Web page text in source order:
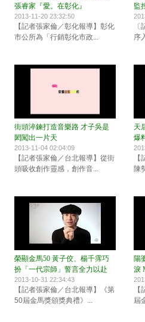
張睿家『愛。在彰化』
2013-11-20 23:32:50
【記者張家倫／彰化報導】彰化
市公所為「行銷彰化市政...
監
序
街頭淬鍊打造音樂路 才子吳是
閎闖出一片天
2013-11-04 02:04:09
【記者張家倫／台北報導】從街
頭吸收創作靈感，創作音...
天
爆
陳
榮顯金馬50 黃子佼、楊千霈巧
扮「一代宗師」誓言全力以赴
2013-10-31 22:34:43
【記者張家倫／台北報導】《第
50屆金馬獎頒獎典禮》...
陽
淚
屆